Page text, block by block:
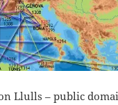
Llulls – public